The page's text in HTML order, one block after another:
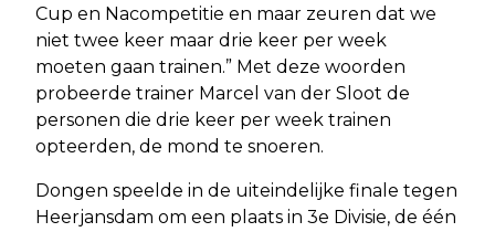
Cup en Nacompetitie en maar zeuren dat we
niet twee keer maar drie keer per week
moeten gaan trainen.” Met deze woorden
probeerde trainer Marcel van der Sloot de
personen die drie keer per week trainen
opteerden, de mond te snoeren.
Dongen speelde in de uiteindelijke finale tegen
Heerjansdam om een plaats in 3e Divisie, de één